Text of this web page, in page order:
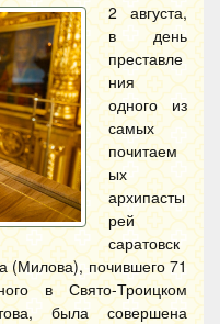
2 августа,
в день
преставле
ния
одного из
самых
почитаем
ых
архипасты
рей
саратовск
(Милова), почившего 71
в Свято-Троицком
была совершена